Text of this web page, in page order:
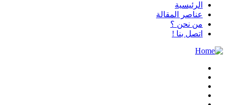
الرئيسية
عناصر المقالة
من نحن ؟
اتصل بنا !